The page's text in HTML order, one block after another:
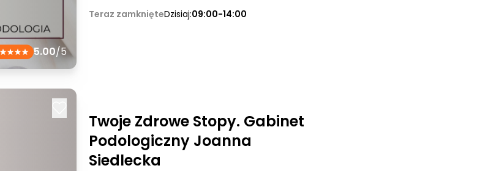
5.00/5
Teraz zamknięteDzisiaj:09:00-14:00
Twoje Zdrowe Stopy. Gabinet
Podologiczny Joanna
Siedlecka